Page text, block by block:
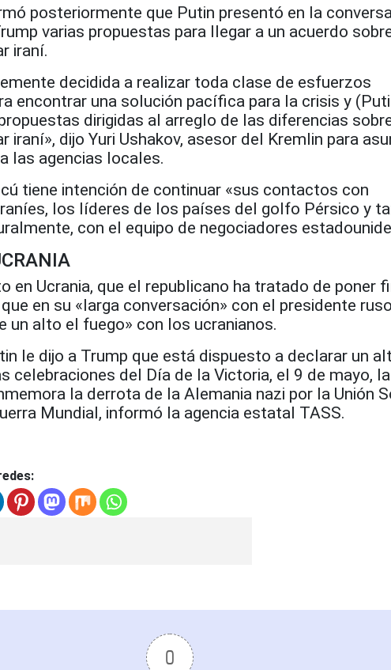
posteriormente que Putin presentó en la
varias propuestas para llegar a un acuerdo
iraní.
decidida a realizar toda clase de esfuerzos
encontrar una solución pacífica para la crisis y
dirigidas al arreglo de las diferencias
iraní», dijo Yuri Ushakov, asesor del Kremlin para
las agencias locales.
tiene intención de continuar «sus contactos con
los líderes de los países del golfo Pérsico y
con el equipo de negociadores
en Ucrania, que el republicano ha tratado de poner
en su «larga conversación» con el presidente
un alto el fuego» con los ucranianos.
le dijo a Trump que está dispuesto a declarar un
celebraciones del Día de la Victoria, el 9 de mayo,
la derrota de la Alemania nazi por la Unión
Mundial, informó la agencia estatal TASS.
0